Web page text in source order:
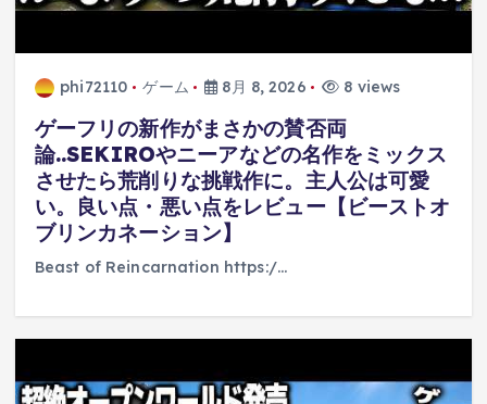
phi72110 ゲーム 8月 8, 2026 8 views
ゲーフリの新作がまさかの賛否両
論..SEKIROやニーアなどの名作をミックス
させたら荒削りな挑戦作に。主人公は可愛
い。良い点・悪い点をレビュー【ビーストオ
ブリンカネーション】
Beast of Reincarnation https:/…